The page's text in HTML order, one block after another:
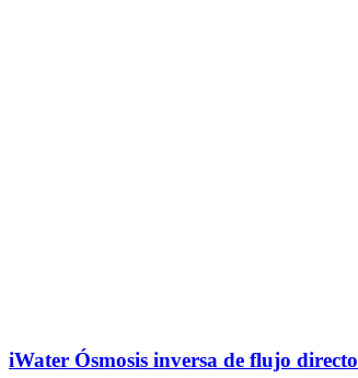
iWater Ósmosis inversa de flujo directo